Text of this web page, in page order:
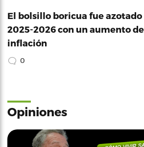
El bolsillo boricua fue azotado
2025-2026 con un aumento
inflación
0
Opiniones